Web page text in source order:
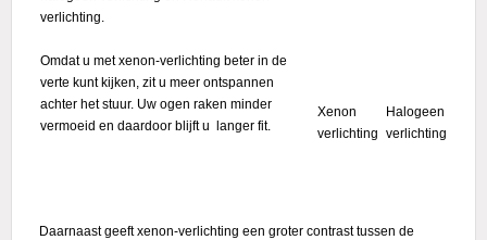
verlichting.
Omdat u met xenon-verlichting beter in de
verte kunt kijken, zit u meer ontspannen
achter het stuur. Uw ogen raken minder
vermoeid en daardoor blijft u langer fit.
Xenon
verlichting
Halogeen
verlichting
Daarnaast geeft xenon-verlichting een groter contrast tussen de